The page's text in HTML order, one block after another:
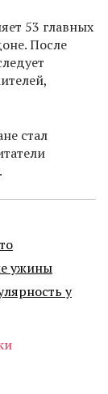
53 главных
После
стал
ужины
у